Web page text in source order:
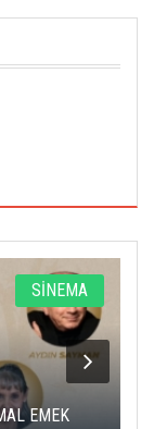
SİNEMA
EMEK